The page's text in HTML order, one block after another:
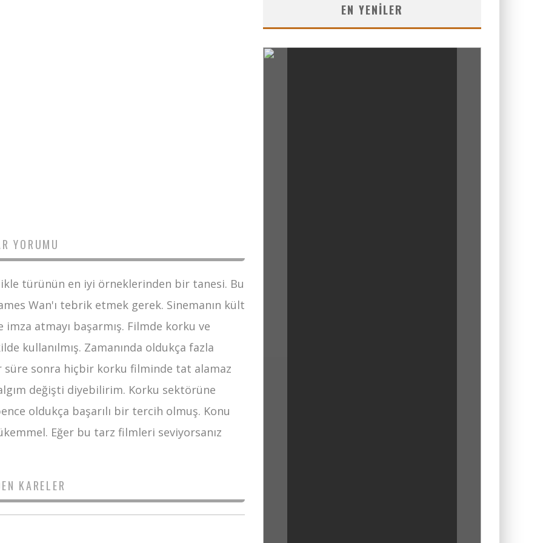
YORUMU
türünün en iyi örneklerinden bir tanesi. Bu
Wan'ı tebrik etmek gerek. Sinemanın kült
atmayı başarmış. Filmde korku ve
kullanılmış. Zamanında oldukça fazla
sonra hiçbir korku filminde tat alamaz
değişti diyebilirim. Korku sektörüne
oldukça başarılı bir tercih olmuş. Konu
Eğer bu tarz filmleri seviyorsanız
KARELER
EN YENILER